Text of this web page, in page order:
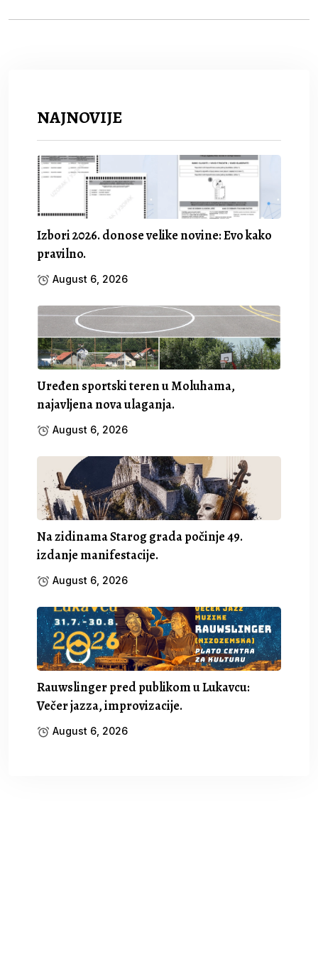
NAJNOVIJE
Izbori 2026. donose velike novine: Evo kako
pravilno.
August 6, 2026
Uređen sportski teren u Moluhama,
najavljena nova ulaganja.
August 6, 2026
Na zidinama Starog grada počinje 49.
izdanje manifestacije.
August 6, 2026
Rauwslinger pred publikom u Lukavcu:
Večer jazza, improvizacije.
August 6, 2026